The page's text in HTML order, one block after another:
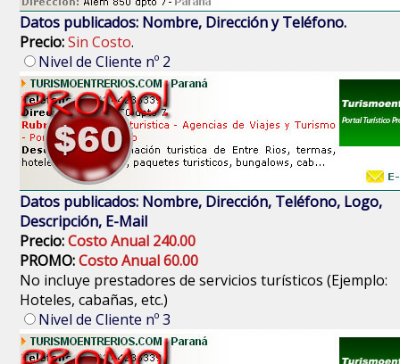
Datos publicados: Nombre, Dirección y Teléfono.
Precio:Sin Costo.
Nivel de Cliente nº 2
Datos publicados: Nombre, Dirección, Teléfono, Logo,
Descripción, E-Mail
Precio:Costo Anual 240.00
PROMO:Costo Anual 60.00
No incluye prestadores de servicios turísticos (Ejemplo:
Hoteles, cabañas, etc.)
Nivel de Cliente nº 3